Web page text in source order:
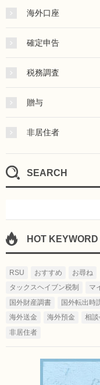
海外口座
確定申告
税務調査
贈与
非居住者
SEARCH
HOT KEYWORD
RSU おすすめ お尋ね
タックスヘイブン税制
マ
国外財産調書
国外転出時
海外送金
海外預金 相
非居住者